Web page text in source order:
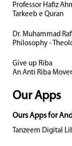
Professor Hafiz
Tarkeeb e Quran
Dr. Muhammad
Philosophy -
Give up Riba
An Anti Riba
Our Apps
Ours Apps for
Tanzeem Digital